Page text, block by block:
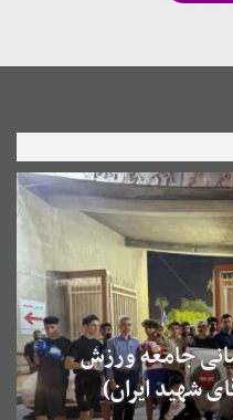
جامعه ورزش
شهید ایران)